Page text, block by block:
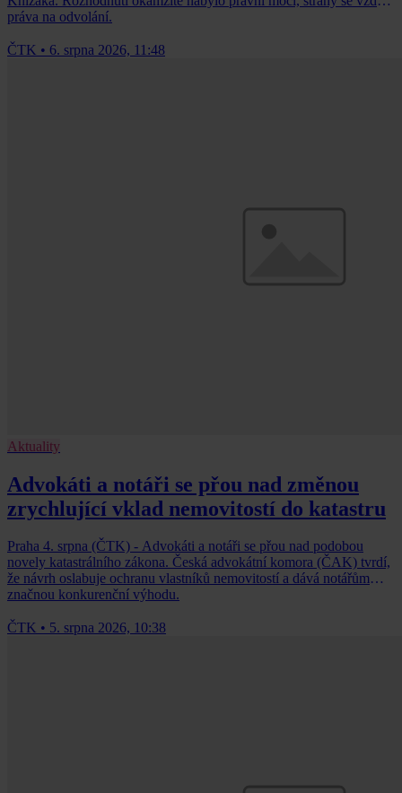
práva na odvolání.
ČTK • 6. srpna 2026, 11:48
Aktuality
Advokáti a notáři se přou nad změnou
zrychlující vklad nemovitostí do katastru
Praha 4. srpna (ČTK) - Advokáti a notáři se přou nad podobou
novely katastrálního zákona. Česká advokátní komora (ČAK) tvrdí,
že návrh oslabuje ochranu vlastníků nemovitostí a dává notářům
značnou konkurenční výhodu.
ČTK • 5. srpna 2026, 10:38